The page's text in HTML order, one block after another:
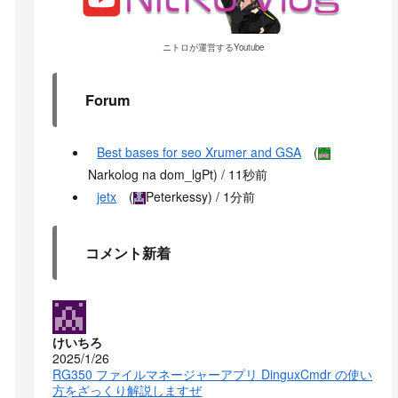
ニトロが運営するYoutube
Forum
Best bases for seo Xrumer and GSA
(
Narkolog na dom_lgPt) / 11秒前
jetx
( Peterkessy) / 1分前
コメント新着
けいちろ
2025/1/26
RG350 ファイルマネージャーアプリ DinguxCmdr の使い
方をざっくり解説しますぜ